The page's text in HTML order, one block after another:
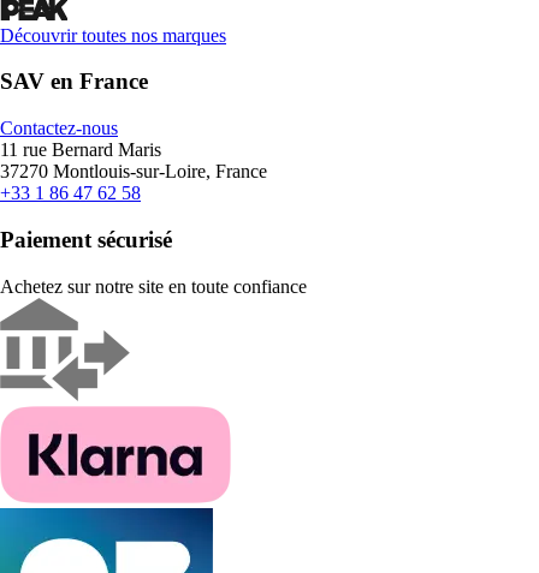
Découvrir toutes nos marques
SAV en France
Contactez-nous
11 rue Bernard Maris
37270 Montlouis-sur-Loire, France
+33 1 86 47 62 58
Paiement sécurisé
Achetez sur notre site en toute confiance